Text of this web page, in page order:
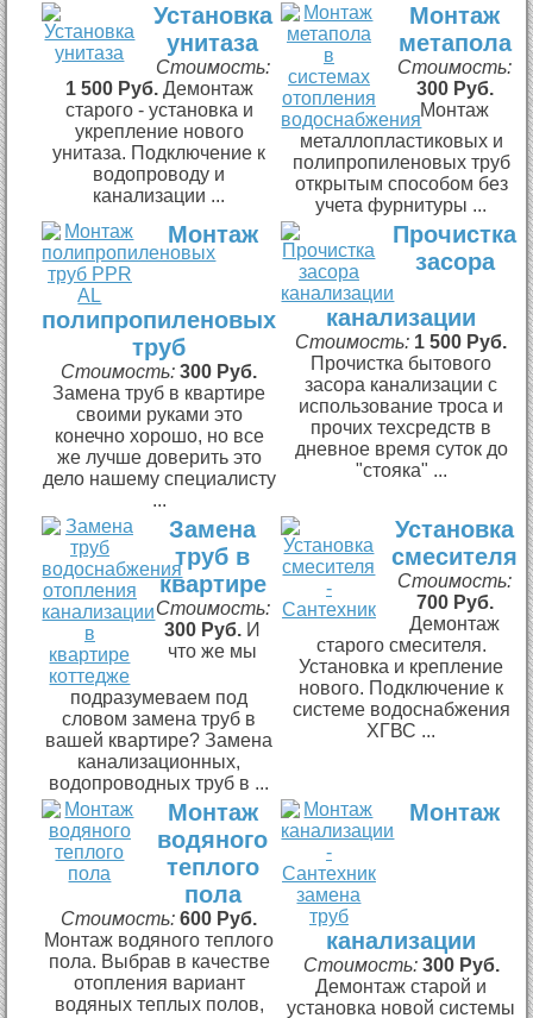
Установка
унитаза
Стоимость:
1 500 Руб. Демонтаж
старого - установка и
укрепление нового
унитаза. Подключение к
водопроводу и
канализации ...
Монтаж
метапола
Стоимость:
300 Руб.
Монтаж
металлопластиковых и
полипропиленовых труб
открытым способом без
учета фурнитуры ...
Монтаж
полипропиленовых
труб
Стоимость:300 Руб.
Замена труб в квартире
своими руками это
конечно хорошо, но все
же лучше доверить это
дело нашему специалисту
...
Прочистка
засора
канализации
Стоимость: 1 500 Руб.
Прочистка бытового
засора канализации с
использование троса и
прочих техсредств в
дневное время суток до
"стояка" ...
Замена
труб в
квартире
Стоимость:
300 Руб. И
что же мы
подразумеваем под
словом замена труб в
вашей квартире? Замена
канализационных,
водопроводных труб в ...
Установка
смесителя
Стоимость:
700 Руб.
Демонтаж
старого смесителя.
Установка и крепление
нового. Подключение к
системе водоснабжения
ХГВС ...
Монтаж
водяного
теплого
пола
Стоимость:600 Руб.
Монтаж водяного теплого
пола. Выбрав в качестве
отопления вариант
водяных теплых полов,
Монтаж
канализации
Стоимость: 300 Руб.
Демонтаж старой и
установка новой системы